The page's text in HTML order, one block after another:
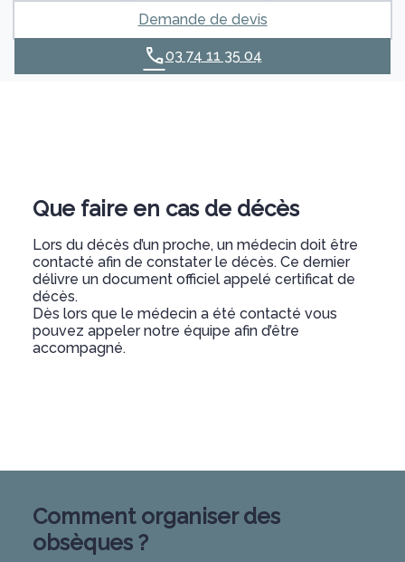
Demande de devis
03 74 11 35 04
Que faire en cas de décès
Lors du décès d’un proche, un médecin doit être
contacté afin de constater le décès. Ce dernier
délivre un document officiel appelé certificat de
décès.
Dès lors que le médecin a été contacté vous
pouvez appeler notre équipe afin d’être
accompagné.
Comment organiser des
obsèques ?